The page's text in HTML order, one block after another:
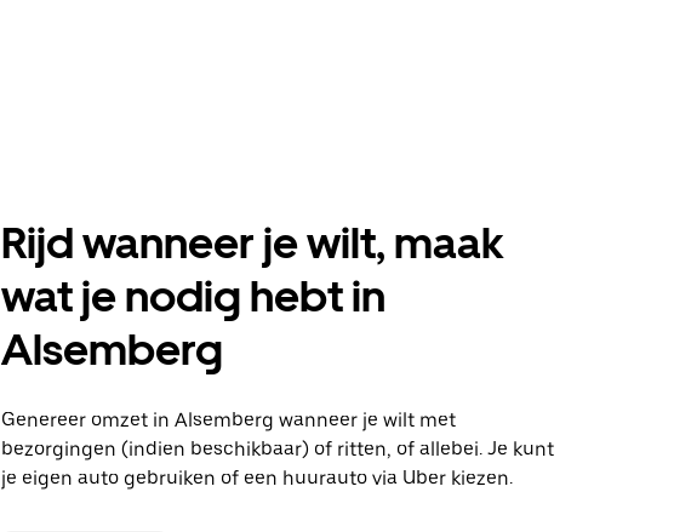
Rijd wanneer je wilt, maak
wat je nodig hebt in
Alsemberg
Genereer omzet in Alsemberg wanneer je wilt met
bezorgingen (indien beschikbaar) of ritten, of allebei. Je kunt
je eigen auto gebruiken of een huurauto via Uber kiezen.